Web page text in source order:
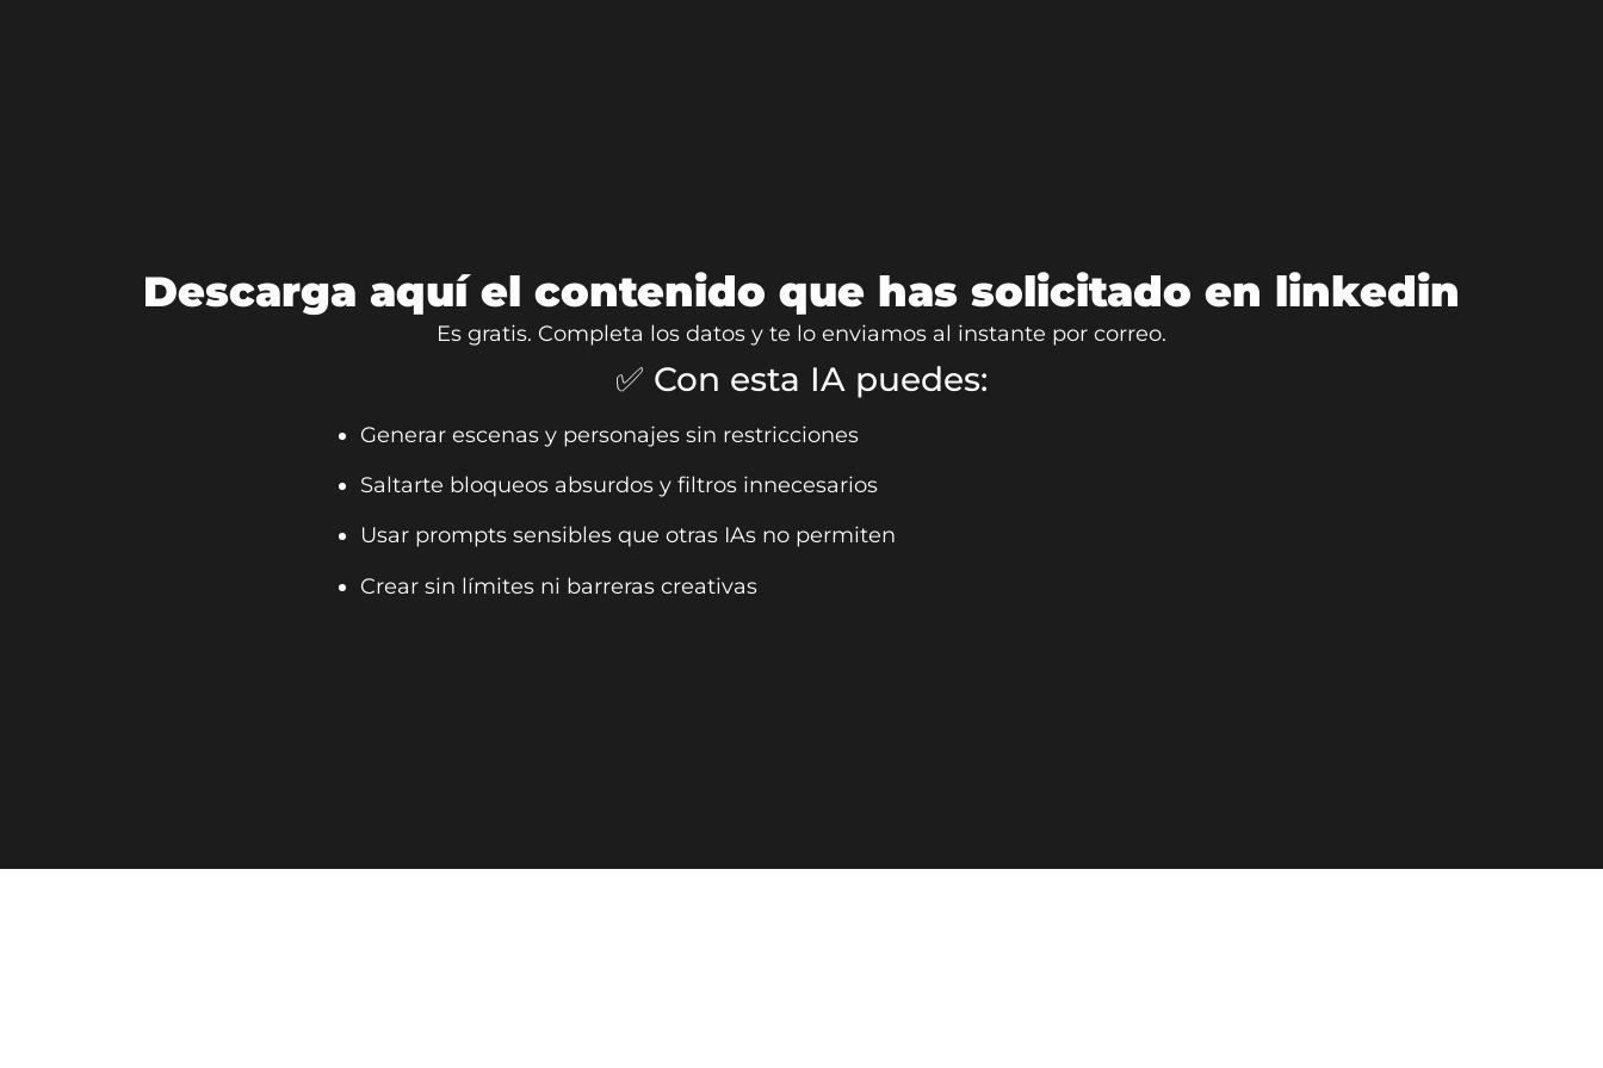
Descarga aquí el contenido que has solicitado en linkedin
Es gratis. Completa los datos y te lo enviamos al instante por correo.
✅ Con esta IA puedes:
Generar escenas y personajes sin restricciones
Saltarte bloqueos absurdos y filtros innecesarios
Usar prompts sensibles que otras IAs no permiten
Crear sin límites ni barreras creativas